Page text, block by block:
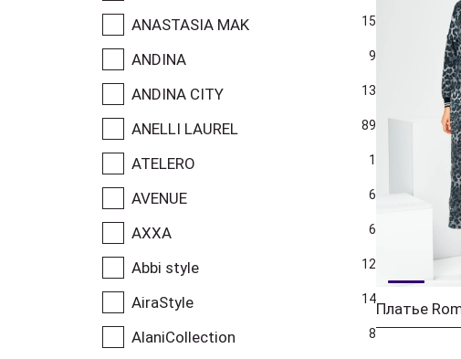
ANASTASIA MAK 15
ANDINA 9
ANDINA CITY 13
ANELLI LAUREL 89
ATELERO 1
AVENUE 6
AXXA 6
Abbi style 12
AiraStyle 14
AlaniCollection 8